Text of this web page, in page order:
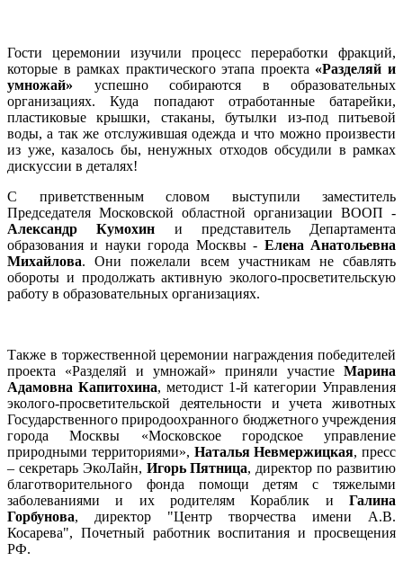
Гости церемонии изучили процесс переработки фракций,
которые в рамках практического этапа проекта «Разделяй и
умножай» успешно собираются в образовательных
организациях. Куда попадают отработанные батарейки,
пластиковые крышки, стаканы, бутылки из-под питьевой
воды, а так же отслужившая одежда и что можно произвести
из уже, казалось бы, ненужных отходов обсудили в рамках
дискуссии в деталях!
С приветственным словом выступили заместитель
Председателя Московской областной организации ВООП -
Александр Кумохин и представитель Департамента
образования и науки города Москвы - Елена Анатольевна
Михайлова. Они пожелали всем участникам не сбавлять
обороты и продолжать активную эколого-просветительскую
работу в образовательных организациях.
Также в торжественной церемонии награждения победителей
проекта «Разделяй и умножай» приняли участие Марина
Адамовна Капитохина, методист 1-й категории Управления
эколого-просветительской деятельности и учета животных
Государственного природоохранного бюджетного учреждения
города Москвы «Московское городское управление
природными территориями», Наталья Невмержицкая, пресс
– секретарь ЭкоЛайн, Игорь Пятница, директор по развитию
благотворительного фонда помощи детям с тяжелыми
заболеваниями и их родителям Кораблик и Галина
Горбунова, директор "Центр творчества имени А.В.
Косарева", Почетный работник воспитания и просвещения
РФ.